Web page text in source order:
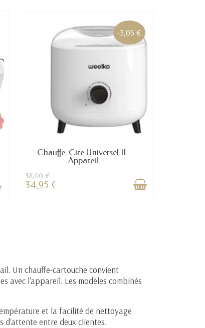
-3,05 €
Chauffe-Cire Universel 1L –
Appareil...
38,00 €
34,95 €
Un chauffe-cartouche convient
avec l'appareil. Les modèles combinés
et la facilité de nettoyage
entre deux clientes.